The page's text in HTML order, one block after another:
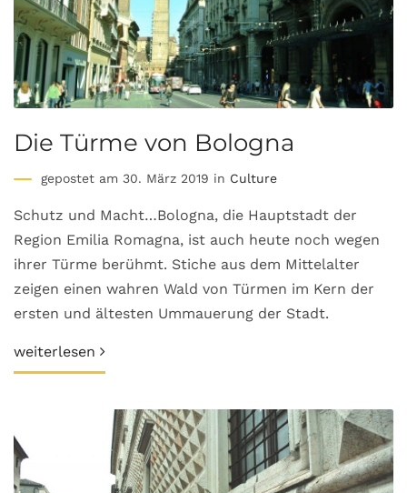
Die Türme von Bologna
gepostet am 30. März 2019 in Culture
Schutz und Macht…Bologna, die Hauptstadt der
Region Emilia Romagna, ist auch heute noch wegen
ihrer Türme berühmt. Stiche aus dem Mittelalter
zeigen einen wahren Wald von Türmen im Kern der
ersten und ältesten Ummauerung der Stadt.
weiterlesen